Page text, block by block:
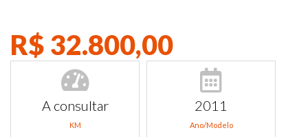
R$ 32.800,00
A consultar
KM
2011
Ano/Modelo